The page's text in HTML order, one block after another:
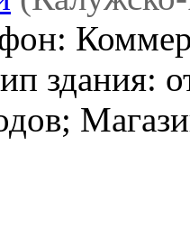
здания: